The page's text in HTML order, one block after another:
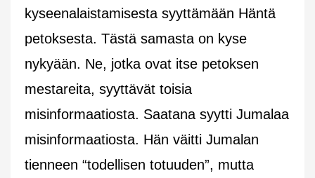
kyseenalaistamisesta syyttämään Häntä
petoksesta. Tästä samasta on kyse
nykyään. Ne, jotka ovat itse petoksen
mestareita, syyttävät toisia
misinformaatiosta. Saatana syytti Jumalaa
misinformaatiosta. Hän väitti Jumalan
tienneen “todellisen totuuden”, mutta